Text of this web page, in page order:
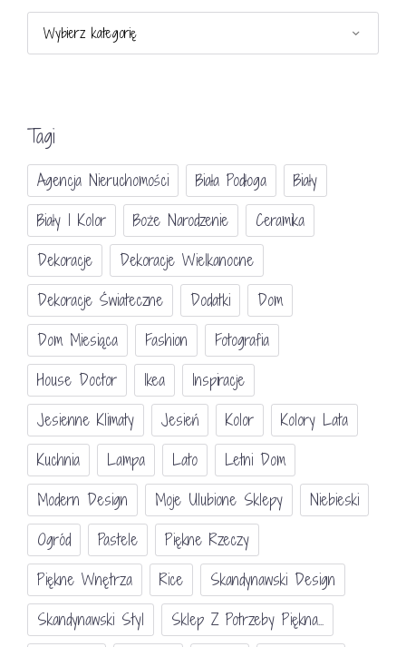
Tagi
Agencja Nieruchomości Biała Podłoga
Biały
Biały I Kolor
Boże Narodzenie
Ceramika
Dekoracje
Dekoracje Wielkanocne
Dekoracje Świateczne
Dodatki
Dom
Dom Miesiąca
Fashion
Fotografia
House Doctor
Ikea
Inspiracje
Jesienne Klimaty
Jesień Kolor
Kolory Lata
Kuchnia
Lampa Lato
Letni Dom
Modern Design
Moje Ulubione Sklepy
Niebieski
Ogród
Pastele
Piękne Rzeczy
Piękne Wnętrza
Rice
Skandynawski Design
Skandynawski Styl
Sklep Z Potrzeby Piękna...